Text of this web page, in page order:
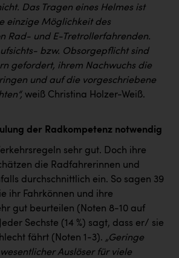
Das Tragen eines Helmes ist
einzige Möglichkeit des
Rad- und E-Tretrollerfahrenden.
bzw. Obsorgepflicht sind
gefordert, ihrem Nachwuchs die
und auf die vorgeschriebene
weiß Christina Holzer-Weiß.
der Radkompetenz notwendig
sehr gut. Doch ihre
die Radfahrerinnen und
durchschnittlich ein. So sagen 39
ihr Fahrkönnen und ihre
gut beurteilen (Noten 8-10 auf
Sechste (14 %) sagt, dass er/ sie
fährt (Noten 1-3). „Geringe
Auslöser für viele